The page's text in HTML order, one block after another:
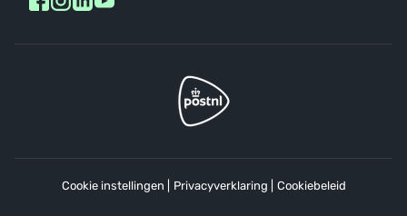
Cookie instellingen Privacyverklaring Cookiebeleid